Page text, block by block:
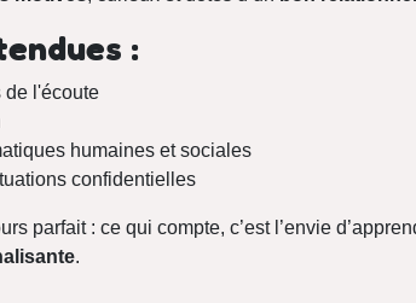
:
de l'écoute
humaines et sociales
confidentielles
parfait : ce qui compte, c’est l’envie
.